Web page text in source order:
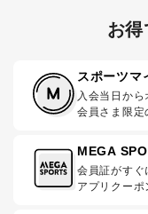
お
スポーツマ
入会当日か
会員さま限定
MEGA
会員証がすぐ
アプリクーポ